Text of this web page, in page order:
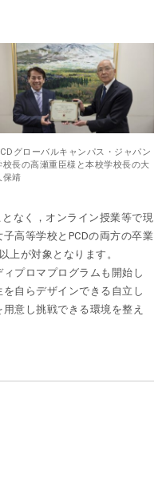
グローバルキャンパス・ジャパン
校長の高瀬重臣様と本校学校長の大
保靖
なく，オンライン授業等で現
高等学校とPCDの両方の卒業
上が対象となります。
プロマプログラムも開始し
自らデザインできる自立し
意し挑戦できる環境を整え